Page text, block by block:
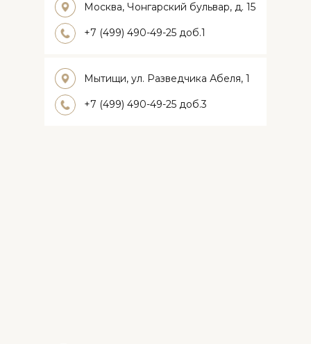
Москва, Чонгарский бульвар, д. 15
+7 (499) 490-49-25 доб.1
Мытищи, ул. Разведчика Абеля, 1
+7 (499) 490-49-25 доб.3